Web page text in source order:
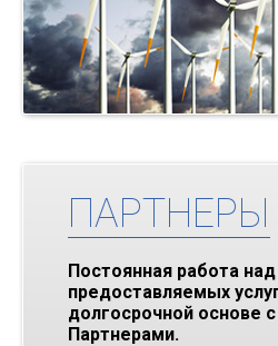
ПАРТНЕРЫ
Постоянная работа
предоставляемых
долгосрочной основе
Партнерами.